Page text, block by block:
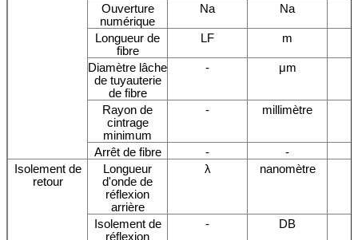
Ouverture
numérique
Na Na
Longueur de
fibre
LF m
Diamètre lâche
de tuyauterie
de fibre
- μm
Rayon de
cintrage
minimum
- millimètre
Arrêt de fibre -
-
Isolement de
retour
Longueur
d'onde de
réflexion
arrière
λ nanomètre
Isolement de
réflexion
- DB